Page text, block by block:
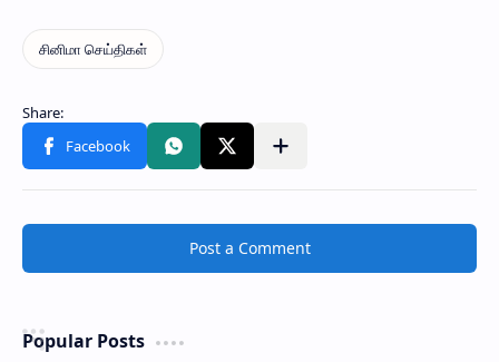
Post a Comment
Popular Posts